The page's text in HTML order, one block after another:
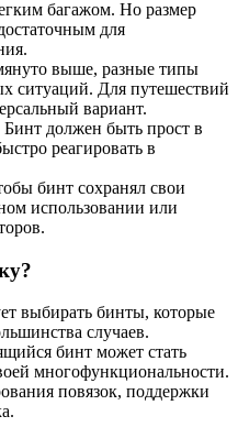
багажом. Но размер
для
выше, разные типы
ситуаций. Для путешествий
вариант.
Бинт должен быть прост в
реагировать в
бинт сохранял свои
использовании или
выбирать бинты, которые
случаев.
бинт может стать
многофункциональности.
повязок, поддержки